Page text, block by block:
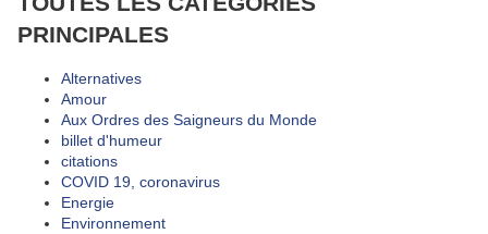
PRINCIPALES
Alternatives
Amour
Aux Ordres des Saigneurs du Monde
billet d'humeur
citations
COVID 19, coronavirus
Energie
Environnement